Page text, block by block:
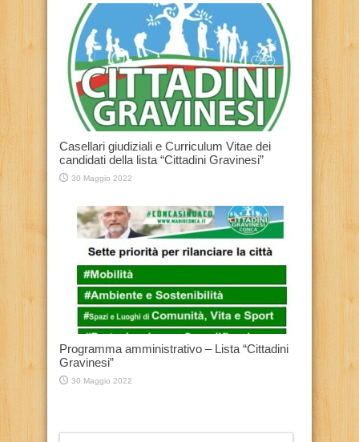
Casellari giudiziali e Curriculum Vitae dei
candidati della lista “Cittadini Gravinesi”
30 Maggio 2022
Programma amministrativo – Lista “Cittadini
Gravinesi”
30 Maggio 2022